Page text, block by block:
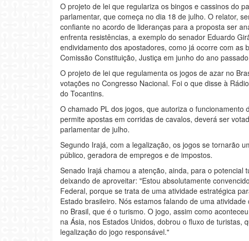
O projeto de lei que regulariza os bingos e cassinos do
parlamentar, que começa no dia 18 de julho. O relator,
confiante no acordo de lideranças para a proposta ser
enfrenta resistências, a exemplo do senador Eduardo
endividamento dos apostadores, como já ocorre com as
Comissão Constituição, Justiça em junho do ano
O projeto de lei que regulamenta os jogos de azar no
votações no Congresso Nacional. Foi o que disse à
do Tocantins.
O chamado PL dos jogos, que autoriza o
permite apostas em corridas de cavalos, deverá ser
parlamentar de julho.
Segundo Irajá, com a legalização, os jogos se tornarão
público, geradora de empregos e de impostos.
Senado Irajá chamou a atenção, ainda, para o potencial
deixando de aproveitar: "Estou absolutamente
Federal, porque se trata de uma atividade estratégica
Estado brasileiro. Nós estamos falando de uma
no Brasil, que é o turismo. O jogo, assim como
na Ásia, nos Estados Unidos, dobrou o fluxo de turistas,
legalização do jogo responsável."